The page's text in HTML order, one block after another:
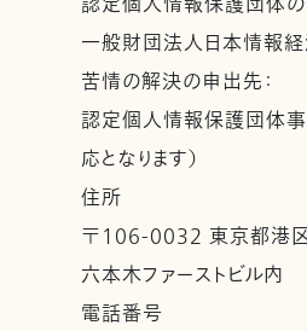
一般財団法人日本情報
苦情の解決の申出先：
認定個人情報保護団体
応となります）
住所
〒106-0032 東京都港区
六本木ファーストビル内
電話番号